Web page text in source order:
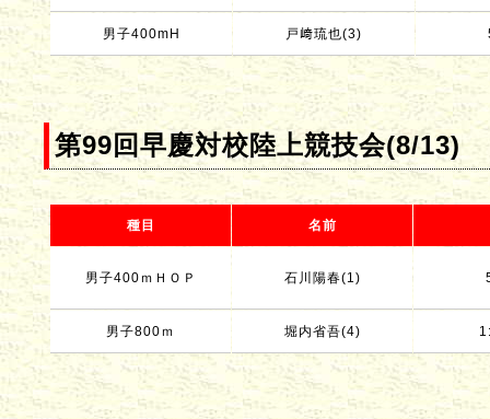
男子400mH 戸﨑琉也(3)
第99回早慶対校陸上競技会(8/13)
種目 名前
男子400ｍＨＯＰ 石川陽春(1)
男子800ｍ 堀内省吾(4)